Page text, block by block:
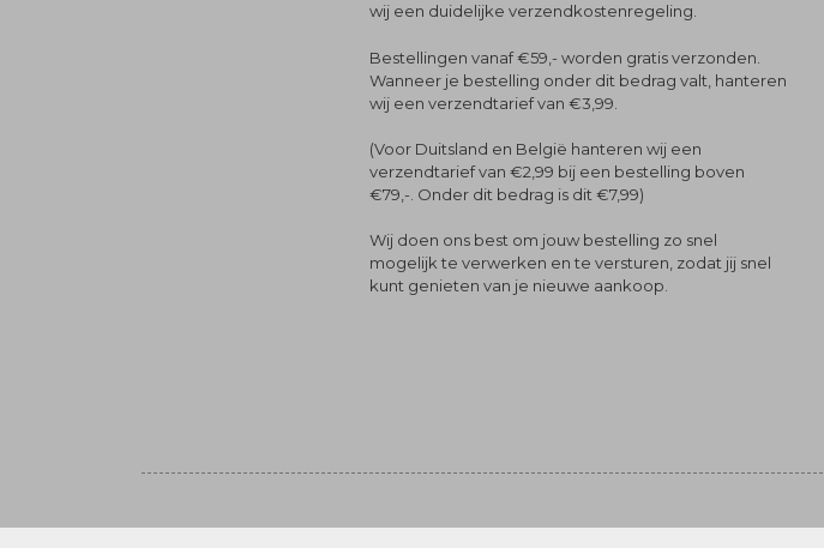
wij een duidelijke verzendkostenregeling.
Bestellingen vanaf €59,- worden gratis verzonden.
Wanneer je bestelling onder dit bedrag valt, hanteren
wij een verzendtarief van €3,99.
(Voor Duitsland en België hanteren wij een
verzendtarief van €2,99 bij een bestelling boven
€79,-. Onder dit bedrag is dit €7,99)
Wij doen ons best om jouw bestelling zo snel
mogelijk te verwerken en te versturen, zodat jij snel
kunt genieten van je nieuwe aankoop.